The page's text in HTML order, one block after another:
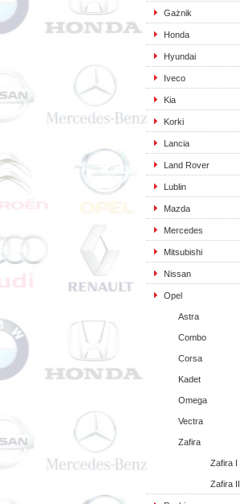
Gażnik
Honda
Hyundai
Iveco
Kia
Korki
Lancia
Land Rover
Lublin
Mazda
Mercedes
Mitsubishi
Nissan
Opel
Astra
Combo
Corsa
Kadet
Omega
Vectra
Zafira
Zafira I
Zafira II